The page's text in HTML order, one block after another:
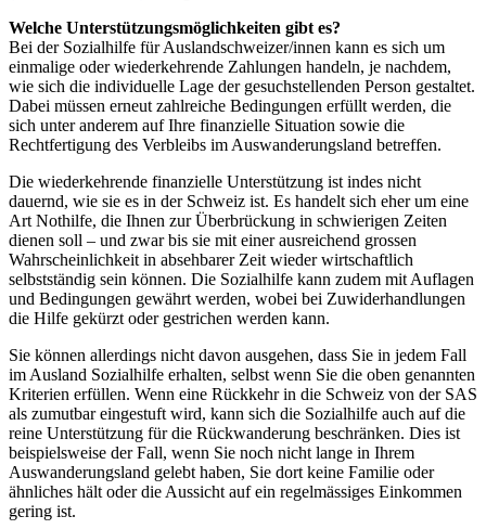
Welche Unterstützungsmöglichkeiten gibt es?
Bei der Sozialhilfe für Auslandschweizer/innen kann es sich um
einmalige oder wiederkehrende Zahlungen handeln, je nachdem,
wie sich die individuelle Lage der gesuchstellenden Person gestaltet.
Dabei müssen erneut zahlreiche Bedingungen erfüllt werden, die
sich unter anderem auf Ihre finanzielle Situation sowie die
Rechtfertigung des Verbleibs im Auswanderungsland betreffen.
Die wiederkehrende finanzielle Unterstützung ist indes nicht
dauernd, wie sie es in der Schweiz ist. Es handelt sich eher um eine
Art Nothilfe, die Ihnen zur Überbrückung in schwierigen Zeiten
dienen soll – und zwar bis sie mit einer ausreichend grossen
Wahrscheinlichkeit in absehbarer Zeit wieder wirtschaftlich
selbstständig sein können. Die Sozialhilfe kann zudem mit Auflagen
und Bedingungen gewährt werden, wobei bei Zuwiderhandlungen
die Hilfe gekürzt oder gestrichen werden kann.
Sie können allerdings nicht davon ausgehen, dass Sie in jedem Fall
im Ausland Sozialhilfe erhalten, selbst wenn Sie die oben genannten
Kriterien erfüllen. Wenn eine Rückkehr in die Schweiz von der SAS
als zumutbar eingestuft wird, kann sich die Sozialhilfe auch auf die
reine Unterstützung für die Rückwanderung beschränken. Dies ist
beispielsweise der Fall, wenn Sie noch nicht lange in Ihrem
Auswanderungsland gelebt haben, Sie dort keine Familie oder
ähnliches hält oder die Aussicht auf ein regelmässiges Einkommen
gering ist.